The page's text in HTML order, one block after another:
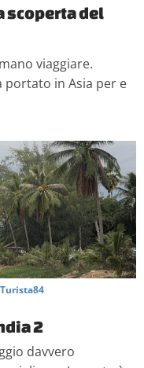
scoperta del
viaggiare.
portato in Asia per e
Turista84
2
davvero